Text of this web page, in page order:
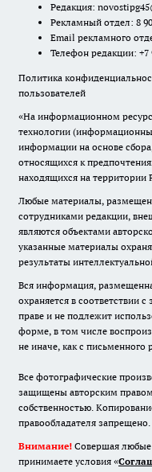
Редакция:
Рекламный отдел: 8
Email рекламного
Телефон редакции: +7
Политика
пользователей
«На информационном
технологии
информации на основе
относящихся к
находящихся на территории
Любые материалы,
сотрудниками редакции,
являются объектами
указанные материалы
результаты
Вся информация,
охраняется в соответствии
праве и не подлежит
форме, в том числе
не иначе, как с письменного
Все фотографические
защищены авторским
собственностью.
правообладателя запрещено.
Внимание! Совершая любые
принимаете условия «